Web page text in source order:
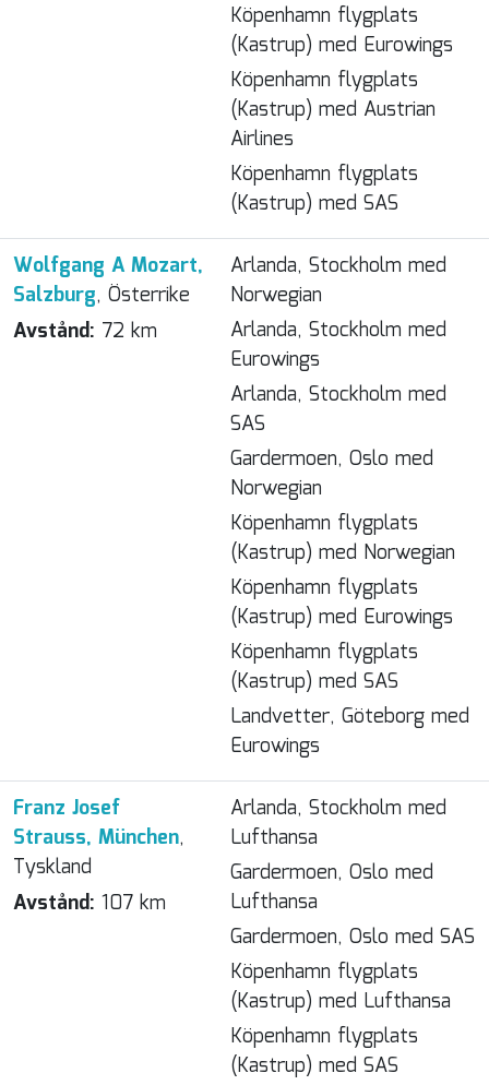
Köpenhamn flygplats
(Kastrup) med Eurowings
Köpenhamn flygplats
(Kastrup) med Austrian
Airlines
Köpenhamn flygplats
(Kastrup) med SAS
Wolfgang A Mozart,
Salzburg, Österrike
Avstånd: 72 km
Arlanda, Stockholm med
Norwegian
Arlanda, Stockholm med
Eurowings
Arlanda, Stockholm med
SAS
Gardermoen, Oslo med
Norwegian
Köpenhamn flygplats
(Kastrup) med Norwegian
Köpenhamn flygplats
(Kastrup) med Eurowings
Köpenhamn flygplats
(Kastrup) med SAS
Landvetter, Göteborg med
Eurowings
Franz Josef
Strauss, München,
Tyskland
Avstånd: 107 km
Arlanda, Stockholm med
Lufthansa
Gardermoen, Oslo med
Lufthansa
Gardermoen, Oslo med SAS
Köpenhamn flygplats
(Kastrup) med Lufthansa
Köpenhamn flygplats
(Kastrup) med SAS